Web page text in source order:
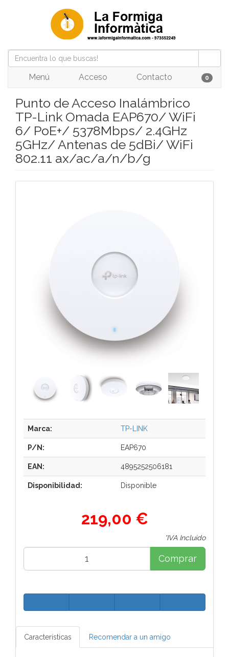
Menú Acceso Contacto 0
Punto de Acceso Inalámbrico
TP-Link Omada EAP670/ WiFi
6/ PoE+/ 5378Mbps/ 2.4GHz
5GHz/ Antenas de 5dBi/ WiFi
802.11 ax/ac/a/n/b/g
Marca: TP-LINK
P/N: EAP670
EAN: 4895252506181
Disponibilidad: Disponible
219,00 €
*IVA Incluido
Comprar
Características Recomendar a un amigo